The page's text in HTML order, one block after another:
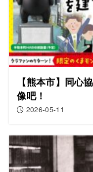
【熊本市】同心
像吧！
2026-05-11